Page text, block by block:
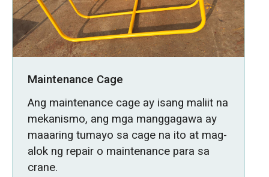
Maintenance Cage
Ang maintenance cage ay isang maliit na
mekanismo, ang mga manggagawa ay
maaaring tumayo sa cage na ito at mag-
alok ng repair o maintenance para sa
crane.